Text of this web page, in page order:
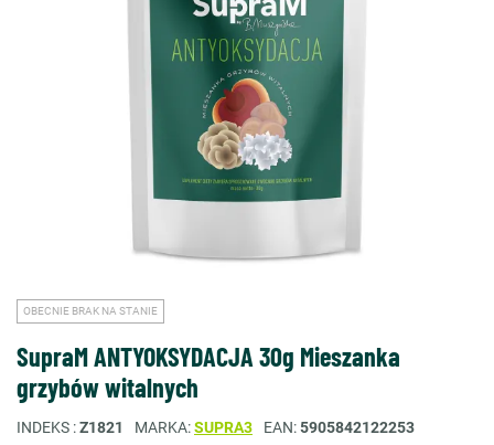
OBECNIE BRAK NA STANIE
SupraM ANTYOKSYDACJA 30g Mieszanka
grzybów witalnych
INDEKS Z1821 MARKA SUPRA3 EAN 5905842122253